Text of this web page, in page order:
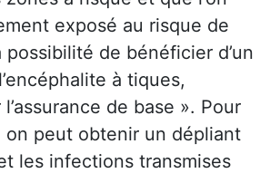
exposé au risque de
de bénéficier d’un
à tiques,
de base ». Pour
on peut obtenir un dépliant
les infections transmises